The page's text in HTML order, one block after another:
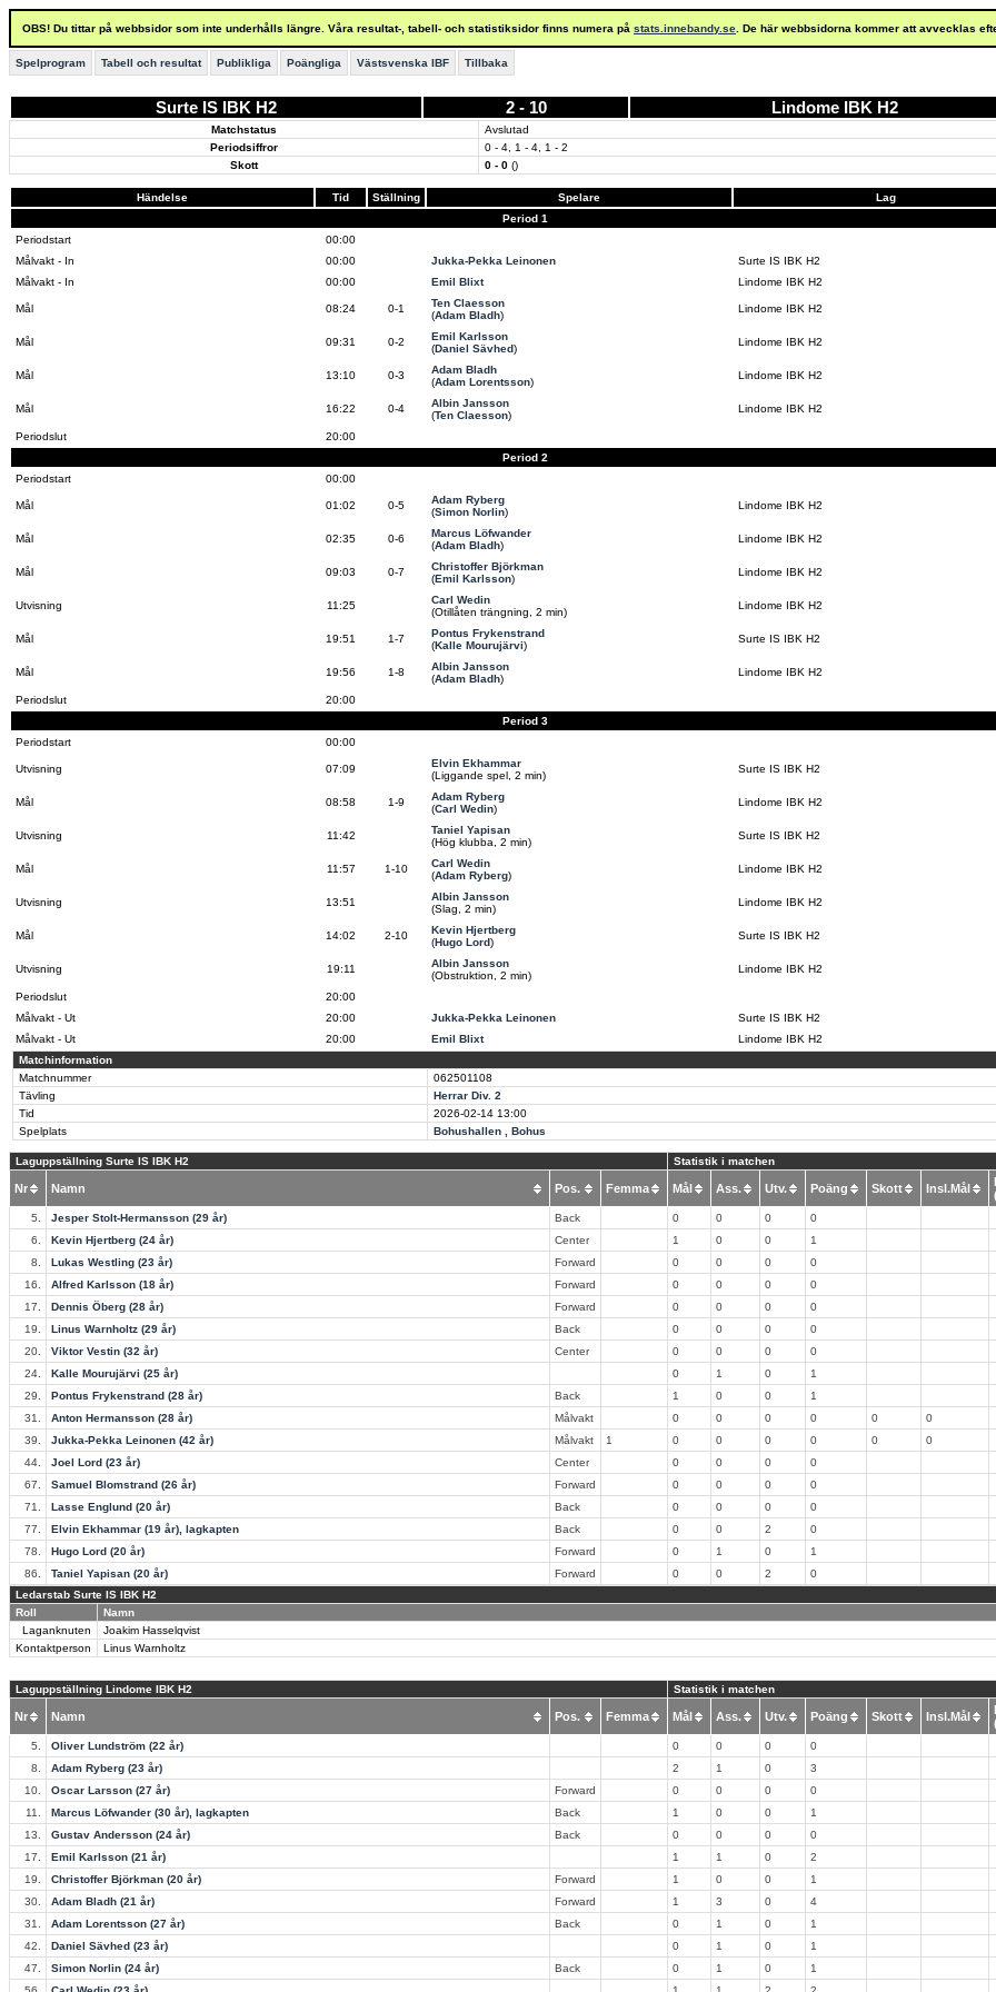
OBS! Du tittar på webbsidor som inte underhålls längre. Våra resultat-, tabell- och statistiksidor finns numera på stats.innebandy.se . De här webbsidorna kommer att avvecklas
Spelprogram Tabell och resultat Publikliga Poängliga Västsvenska IBF Tillbaka
Surte IS IBK H2 2 - 10 Lindome IBK H2
Matchstatus
Avslutad
Periodsiffror
0 - 4, 1 - 4, 1 - 2
Skott
0 - 0 ()
Händelse Tid Ställning Spelare
Lag
Period 1
Periodstart
00:00
Målvakt - In
00:00 Jukka-Pekka Leinonen
Surte IS IBK H2
Målvakt - In
00:00 Emil Blixt Lindome IBK H2
Mål 08:24 0-1
Ten Claesson
(Adam Bladh)
Lindome IBK H2
Mål 09:31 0-2
Emil Karlsson
(Daniel Sävhed)
Lindome IBK H2
Mål 13:10 0-3
Adam Bladh
(Adam Lorentsson)
Lindome IBK H2
Mål 16:22 0-4
Albin Jansson
(Ten Claesson)
Lindome IBK H2
Periodslut
20:00
Period 2
Periodstart
00:00
Mål 01:02 0-5
Adam Ryberg
(Simon Norlin)
Lindome IBK H2
Mål 02:35 0-6
Marcus Löfwander
(Adam Bladh)
Lindome IBK H2
Mål 09:03 0-7
Christoffer Björkman
(Emil Karlsson)
Lindome IBK H2
Utvisning 11:25
Carl Wedin
(Otillåten trängning, 2 min)
Lindome IBK H2
Mål 19:51 1-7
Pontus Frykenstrand
(Kalle Mourujärvi)
Surte IS IBK H2
Mål 19:56 1-8
Albin Jansson
(Adam Bladh)
Lindome IBK H2
Periodslut
20:00
Period 3
Periodstart
00:00
Utvisning 07:09
Elvin Ekhammar
(Liggande spel, 2 min)
Surte IS IBK H2
Mål 08:58 1-9
Adam Ryberg
(Carl Wedin)
Lindome IBK H2
Utvisning 11:42
Taniel Yapisan
(Hög klubba, 2 min)
Surte IS IBK H2
Mål 11:57 1-10
Carl Wedin
(Adam Ryberg)
Lindome IBK H2
Utvisning 13:51
Albin Jansson
(Slag, 2 min)
Lindome IBK H2
Mål 14:02 2-10
Kevin Hjertberg
(Hugo Lord)
Surte IS IBK H2
Utvisning 19:11
Albin Jansson
(Obstruktion, 2 min)
Lindome IBK H2
Periodslut
20:00
Målvakt - Ut
20:00 Jukka-Pekka Leinonen
Surte IS IBK H2
Målvakt - Ut
20:00 Emil Blixt
Lindome IBK H2
Matchinformation
Matchnummer
062501108
Tävling
Herrar Div. 2
Tid
2026-02-14 13:00
Spelplats
Bohushallen , Bohus
Laguppställning Surte IS IBK H2 Statistik i matchen
Nr Namn Pos. Femma Mål Ass. Utv. Poäng Skott Insl.Mål
5. Jesper Stolt-Hermansson (29 år) Back 0 0 0
0
6.
Kevin Hjertberg (24 år) Center 1 0 0
1
8.
Lukas Westling (23 år) Forward 0 0 0
0
16.
Alfred Karlsson (18 år) Forward 0 0 0
0
17.
Dennis Öberg (28 år) Forward 0 0 0
0
19.
Linus Warnholtz (29 år) Back 0 0 0
0
20.
Viktor Vestin (32 år) Center 0 0 0
0
24.
Kalle Mourujärvi (25 år) 0 1 0
1
29.
Pontus Frykenstrand (28 år) Back 1 0 0
1
31.
Anton Hermansson (28 år) Målvakt 0 0 0 0 0
0
39.
Jukka-Pekka Leinonen (42 år) Målvakt 1 0 0 0 0 0
0
44.
Joel Lord (23 år) Center 0 0 0
0
67.
Samuel Blomstrand (26 år) Forward 0 0 0
0
71.
Lasse Englund (20 år) Back 0 0 0
0
77.
Elvin Ekhammar (19 år), lagkapten Back 0 0 2
0
78.
Hugo Lord (20 år) Forward 0 1 0
1
86.
Taniel Yapisan (20 år) Forward 0 0 2
0
Ledarstab Surte IS IBK H2
Roll
Namn
Laganknuten
Joakim Hasselqvist
Kontaktperson
Linus Warnholtz
Laguppställning Lindome IBK H2 Statistik i matchen
Nr Namn Pos. Femma Mål Ass. Utv. Poäng Skott Insl.Mål
5. Oliver Lundström (22 år) 0 0 0
0
8.
Adam Ryberg (23 år) 2 1 0
3
10.
Oscar Larsson (27 år) Forward 0 0 0
0
11.
Marcus Löfwander (30 år), lagkapten Back 1 0 0
1
13.
Gustav Andersson (24 år) Back 0 0 0
0
17.
Emil Karlsson (21 år) 1 1 0
2
19.
Christoffer Björkman (20 år) Forward 1 0 0
1
30.
Adam Bladh (21 år) Forward 1 3 0
4
31.
Adam Lorentsson (27 år) Back 0 1 0
1
42.
Daniel Sävhed (23 år) 0 1 0
1
47.
Simon Norlin (24 år) Back 0 1 0
1